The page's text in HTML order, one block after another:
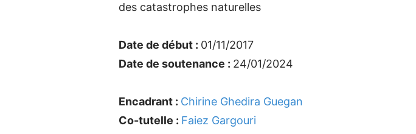
des catastrophes naturelles
Date de début : 01/11/2017
Date de soutenance : 24/01/2024
Encadrant : Chirine Ghedira Guegan
Co-tutelle : Faiez Gargouri